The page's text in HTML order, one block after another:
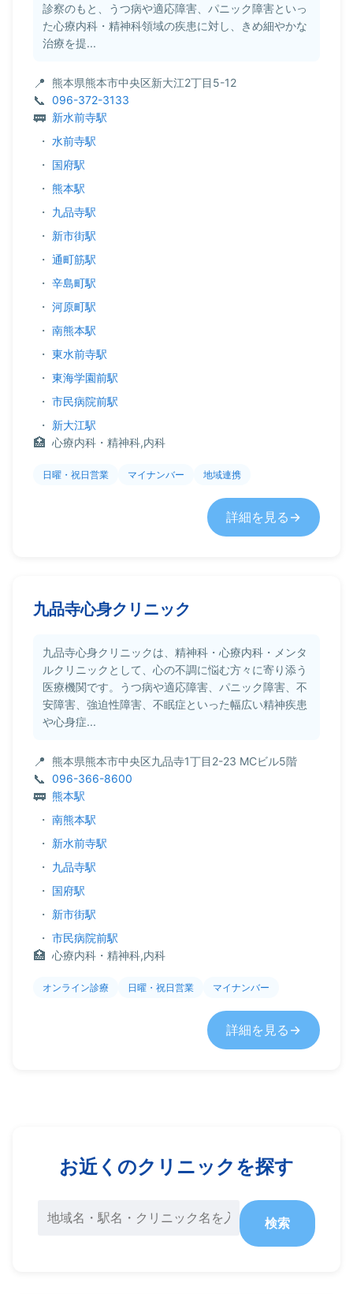
診察のもと、うつ病や適応障害、パニック障害といっ
た心療内科・精神科領域の疾患に対し、きめ細やかな
治療を提...
熊本県熊本市中央区新大江2丁目5-12
096-372-3133
新水前寺駅
・ 水前寺駅
・ 国府駅
・ 熊本駅
・ 九品寺駅
・ 新市街駅
・ 通町筋駅
・ 辛島町駅
・ 河原町駅
・ 南熊本駅
・ 東水前寺駅
・ 東海学園前駅
・ 市民病院前駅
・ 新大江駅
心療内科・精神科,内科
日曜・祝日営業 マイナンバー 地域連携
詳細を見る
九品寺心身クリニック
九品寺心身クリニックは、精神科・心療内科・メンタ
ルクリニックとして、心の不調に悩む方々に寄り添う
医療機関です。うつ病や適応障害、パニック障害、不
安障害、強迫性障害、不眠症といった幅広い精神疾患
や心身症...
熊本県熊本市中央区九品寺1丁目2-23 MCビル5階
096-366-8600
熊本駅
・ 南熊本駅
・ 新水前寺駅
・ 九品寺駅
・ 国府駅
・ 新市街駅
・ 市民病院前駅
心療内科・精神科,内科
オンライン診療 日曜・祝日営業 マイナンバー
詳細を見る
お近くのクリニックを探す
検索